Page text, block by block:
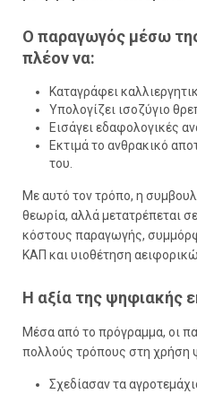
Ο παραγωγός μέσω
πλέον να:
Καταγράφει
Υπολογίζει ισοζύγιο
Εισάγει εδαφολογικές
Εκτιμά το ανθρακικό
του.
Με αυτό τον τρόπο, η
θεωρία, αλλά μετατρέπεται
κόστους παραγωγής,
ΚΑΠ και υιοθέτηση
Η αξία της ψηφιακής
Μέσα από το πρόγραμμα, οι
πολλούς τρόπους στη χρήση
Σχεδίασαν τα